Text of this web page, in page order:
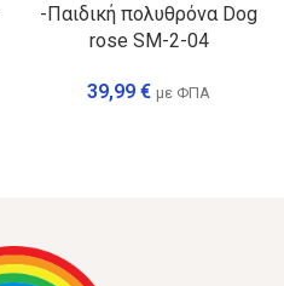
-Παιδική πολυθρόνα Dog
rose SM-2-04
39,99 € με ΦΠΑ